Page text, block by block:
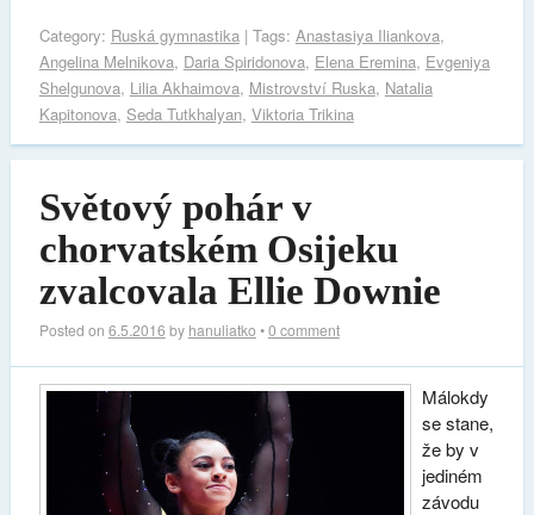
Category: Ruská gymnastika| Tags: Anastasiya Iliankova,
Angelina Melnikova, Daria Spiridonova, Elena Eremina, Evgeniya
Shelgunova, Lilia Akhaimova, Mistrovství Ruska, Natalia
Kapitonova, Seda Tutkhalyan, Viktoria Trikina
Světový pohár v
chorvatském Osijeku
zvalcovala Ellie Downie
Posted on 6.5.2016 by hanuliatko •0 comment
Málokdy
se stane,
že by v
jediném
závodu